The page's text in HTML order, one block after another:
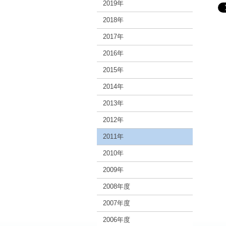
2019年
2018年
2017年
2016年
2015年
2014年
2013年
2012年
2011年
2010年
2009年
2008年度
2007年度
2006年度